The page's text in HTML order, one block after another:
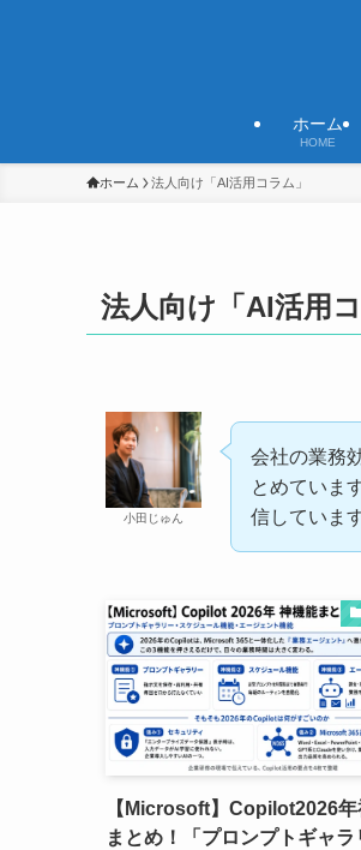
ホーム
HOME
ホーム 法人向け「AI活用コラム」
法人向け「AI活用コ
小田じゅん
会社の業務
とめていま
信しています
【Microsoft】Copilot2026年
まとめ！「プロンプトギャラ